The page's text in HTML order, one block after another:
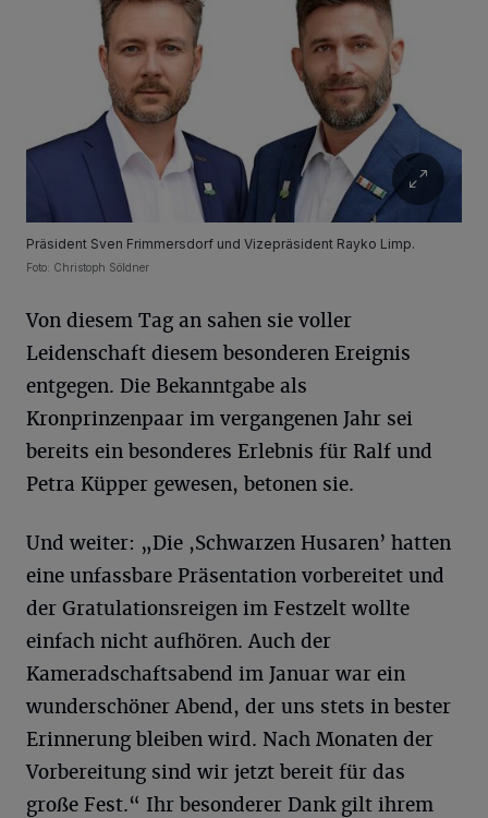
Präsident Sven Frimmersdorf und Vizepräsident Rayko Limp.
Foto: Christoph Söldner
Von diesem Tag an sahen sie voller
Leidenschaft diesem besonderen Ereignis
entgegen. Die Bekanntgabe als
Kronprinzenpaar im vergangenen Jahr sei
bereits ein besonderes Erlebnis für Ralf und
Petra Küpper gewesen, betonen sie.
Und weiter: „Die ,Schwarzen Husaren’ hatten
eine unfassbare Präsentation vorbereitet und
der Gratulationsreigen im Festzelt wollte
einfach nicht aufhören. Auch der
Kameradschaftsabend im Januar war ein
wunderschöner Abend, der uns stets in bester
Erinnerung bleiben wird. Nach Monaten der
Vorbereitung sind wir jetzt bereit für das
große Fest.“ Ihr besonderer Dank gilt ihrem